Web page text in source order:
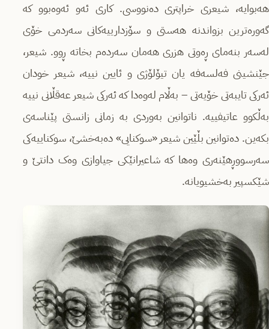
هەبوایە، شیعری خراپتری دەنووسی. کاری ئەو ئەوەبوو کە
گەورەترین بزواندنە هەستی و سۆزدارییەکانی سەردمی خۆی
لەسەر بنەمای ڕەوتی هزری هەمان سەردەم بخاتە ڕوو. شیعر،
جێنشینی فەلسەفە یان تیۆلۆژی و ئایین نییە، شیعر خودان
ئەرکی تایبەتی خۆیەتی – بەڵام لەوەدا کە ئەرکی شیعر عەقڵانی نییە
بەڵکوو عاتیفییە. ناتوانین بەوردی بە زمانی زانستی پێناسەی
بکەین. دەتوانین بڵێین شیعر «سوکنایی» دەبەخشێ، سوکناییەکی
سەرسووڕهێنەری وەها کە شاعیرانێکی جیاوازی وەک دانتێ و
شێکسپیر بەخشیویانە.